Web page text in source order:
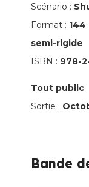
La
BD
dont
vous
Scénario :
Format : 144
semi-rigide
ISBN : 978-
Tout public
Sortie :
Bande